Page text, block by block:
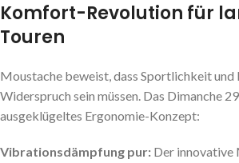
Komfort-Revolution für
Touren
Moustache beweist, dass Sportlichkeit
Widerspruch sein müssen. Das Dimanche
ausgeklügeltes Ergonomie-Konzept:
Vibrationsdämpfung pur: Der innovative